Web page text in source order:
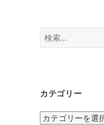
検
索:
カテゴリー
カ